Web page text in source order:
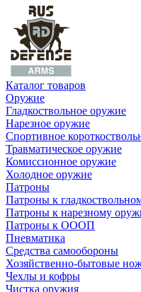
Каталог товаров
Оружие
Гладкоствольное оружие
Нарезное оружие
Спортивное
Травматическое оружие
Комиссионное оружие
Холодное оружие
Патроны
Патроны к
Патроны к нарезному
Патроны к ОООП
Пневматика
Средства самообороны
Хозяйственно-бытовые
Чехлы и кофры
Чистка оружия